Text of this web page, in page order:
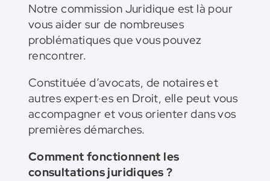
Notre commission Juridique est là pour
vous aider sur de nombreuses
problématiques que vous pouvez
rencontrer.
Constituée d’avocats, de notaires et
autres expert·es en Droit, elle peut vous
accompagner et vous orienter dans vos
premières démarches.
Comment fonctionnent les
consultations juridiques ?